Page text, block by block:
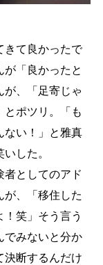
きて良かったで
「良かったと
が、「足寄じゃ
とポツリ。「も
ない！」と雅真
い した。
者としてのアド
が、「移住した
笑」そう言う
でみないと分か
決断するんだけ